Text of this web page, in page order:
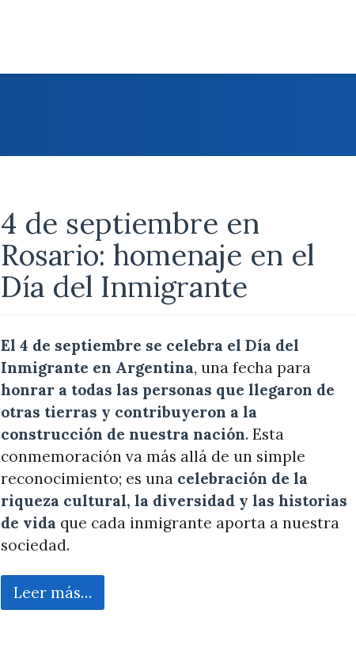
4 de septiembre en
Rosario: homenaje en el
Día del Inmigrante
El 4 de septiembre se celebra el Día del
Inmigrante en Argentina, una fecha para
honrar a todas las personas que llegaron de
otras tierras y contribuyeron a la
construcción de nuestra nación. Esta
conmemoración va más allá de un simple
reconocimiento; es una celebración de la
riqueza cultural, la diversidad y las historias
de vida que cada inmigrante aporta a nuestra
sociedad.
Leer más…